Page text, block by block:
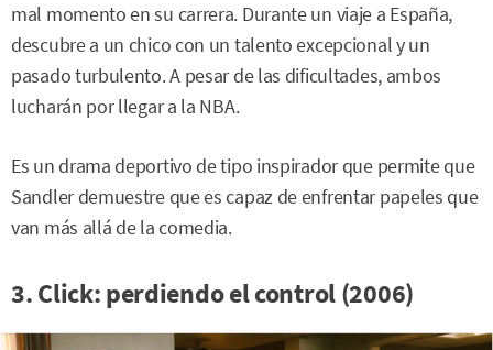
mal momento en su carrera. Durante un viaje a España,
descubre a un chico con un talento excepcional y un
pasado turbulento. A pesar de las dificultades, ambos
lucharán por llegar a la NBA.
Es un drama deportivo de tipo inspirador que permite que
Sandler demuestre que es capaz de enfrentar papeles que
van más allá de la comedia.
3. Click: perdiendo el control (2006)